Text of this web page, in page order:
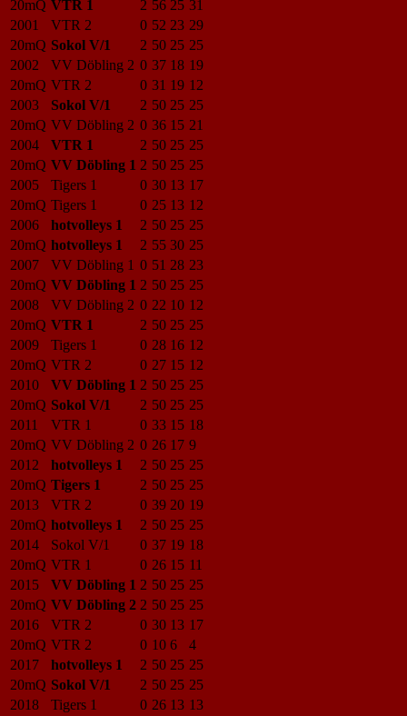
20mQ VTR 1 2 56 25 31
2001
VTR 2 0 52 23 29
20mQ Sokol V/1 2 50 25 25
2002
VV Döbling 2 0 37 18 19
20mQ VTR 2 0 31 19 12
2003
Sokol V/1 2 50 25 25
20mQ VV Döbling 2 0 36 15 21
2004
VTR 1 2 50 25 25
20mQ VV Döbling 1 2 50 25 25
2005
Tigers 1 0 30 13 17
20mQ Tigers 1 0 25 13 12
2006
hotvolleys 1 2 50 25 25
20mQ hotvolleys 1 2 55 30 25
2007
VV Döbling 1 0 51 28 23
20mQ VV Döbling 1 2 50 25 25
2008
VV Döbling 2 0 22 10 12
20mQ VTR 1 2 50 25 25
2009
Tigers 1 0 28 16 12
20mQ VTR 2 0 27 15 12
2010
VV Döbling 1 2 50 25 25
20mQ Sokol V/1 2 50 25 25
2011
VTR 1 0 33 15 18
20mQ VV Döbling 2 0 26 17 9
2012
hotvolleys 1 2 50 25 25
20mQ Tigers 1 2 50 25 25
2013
VTR 2 0 39 20 19
20mQ hotvolleys 1 2 50 25 25
2014
Sokol V/1 0 37 19 18
20mQ VTR 1 0 26 15 11
2015
VV Döbling 1 2 50 25 25
20mQ VV Döbling 2 2 50 25 25
2016
VTR 2 0 30 13 17
20mQ VTR 2 0 10 6
4
2017
hotvolleys 1 2 50 25 25
20mQ Sokol V/1 2 50 25 25
2018
Tigers 1 0 26 13 13